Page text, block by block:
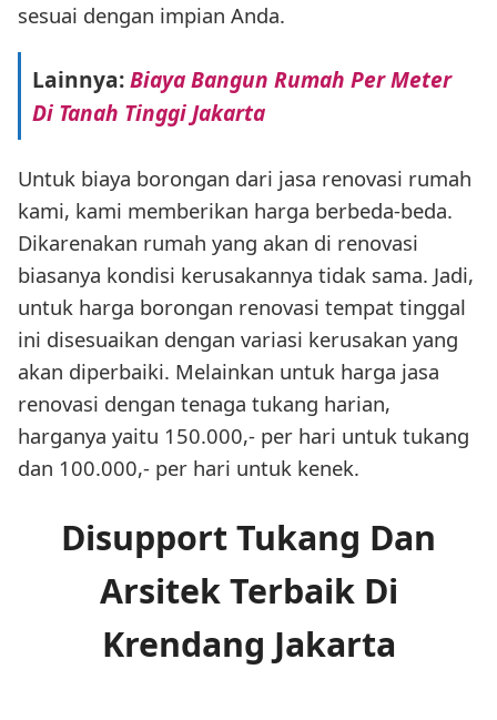
sesuai dengan impian Anda.
Lainnya:Biaya Bangun Rumah Per Meter
Di Tanah Tinggi Jakarta
Untuk biaya borongan dari jasa renovasi rumah
kami, kami memberikan harga berbeda-beda.
Dikarenakan rumah yang akan di renovasi
biasanya kondisi kerusakannya tidak sama. Jadi,
untuk harga borongan renovasi tempat tinggal
ini disesuaikan dengan variasi kerusakan yang
akan diperbaiki. Melainkan untuk harga jasa
renovasi dengan tenaga tukang harian,
harganya yaitu 150.000,- per hari untuk tukang
dan 100.000,- per hari untuk kenek.
Disupport Tukang Dan
Arsitek Terbaik Di
Krendang Jakarta